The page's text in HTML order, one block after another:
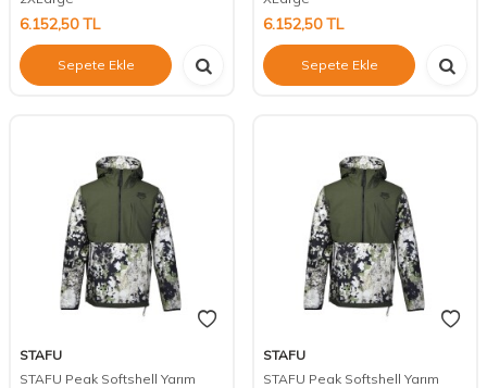
6.152,50TL
Sepete Ekle
6.152,50TL
Sepete Ekle
STAFU
STAFU Peak Softshell Yarım
STAFU
STAFU Peak Softshell Yarım